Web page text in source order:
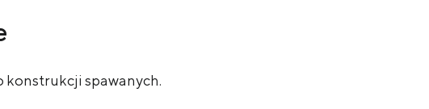
konstrukcji spawanych.